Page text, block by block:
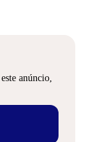
anúncio,